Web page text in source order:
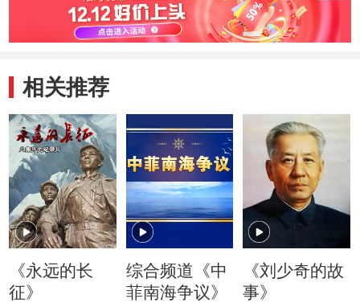
相关推荐
《永远的长
征》
综合频道《中
菲南海争议》
《刘少奇的故
事》